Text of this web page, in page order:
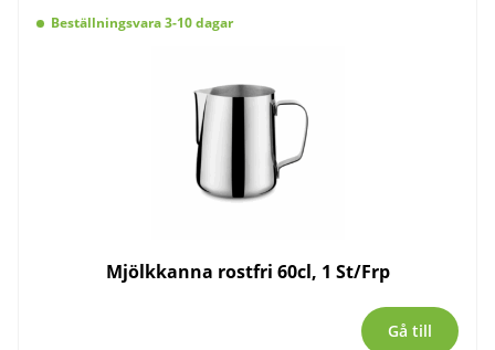
Beställningsvara 3-10 dagar
Mjölkkanna rostfri 60cl, 1 St/Frp
Gå till